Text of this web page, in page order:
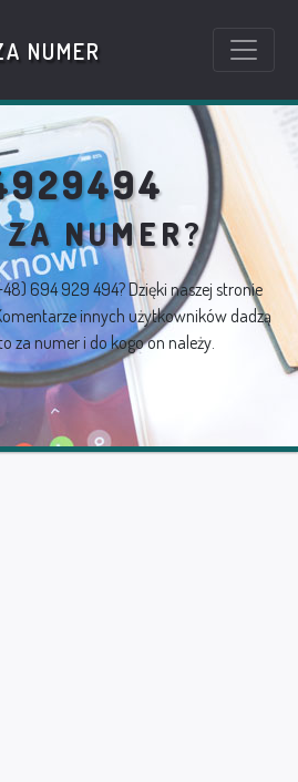
NUMER
ZA NUMER?
694 929 494? Dzięki naszej stronie
innych użytkowników dadzą
za numer i do kogo on należy.